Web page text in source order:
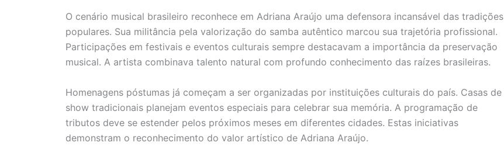
O cenário musical brasileiro reconhece em Adriana Araújo uma defensora incansável das tradições
populares. Sua militância pela valorização do samba autêntico marcou sua trajetória profissional.
Participações em festivais e eventos culturais sempre destacavam a importância da preservação
musical. A artista combinava talento natural com profundo conhecimento das raízes brasileiras.
Homenagens póstumas já começam a ser organizadas por instituições culturais do país. Casas de
show tradicionais planejam eventos especiais para celebrar sua memória. A programação de
tributos deve se estender pelos próximos meses em diferentes cidades. Estas iniciativas
demonstram o reconhecimento do valor artístico de Adriana Araújo.